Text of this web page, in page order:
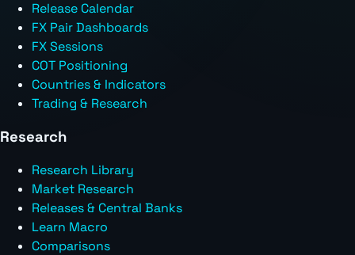
Release Calendar
FX Pair Dashboards
FX Sessions
COT Positioning
Countries & Indicators
Trading & Research
Research
Research Library
Market Research
Releases & Central Banks
Learn Macro
Comparisons